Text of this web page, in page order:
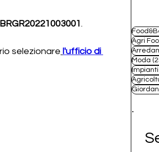
BRGR20221003001.
selezionare l'ufficio di
Agri
Moda
Impianti